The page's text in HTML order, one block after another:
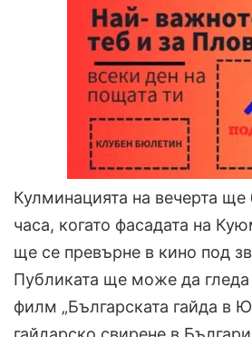
Кулминацията на вечерта ще
часа, когато фасадата на
ще се превърне в кино под
Публиката ще може да
филм „Българската гайда в